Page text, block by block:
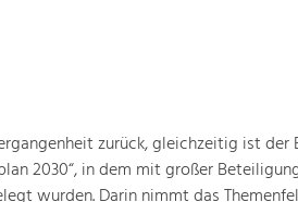
zurück, gleichzeitig ist der
2030“, in dem mit großer
wurden. Darin nimmt das